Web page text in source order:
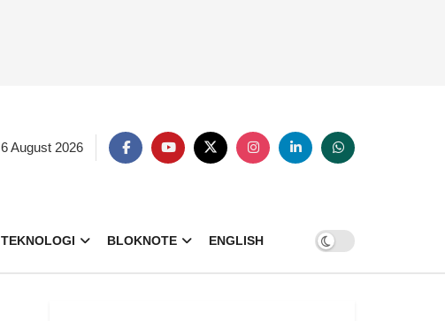
6 August 2026
TEKNOLOGI BLOKNOTE ENGLISH